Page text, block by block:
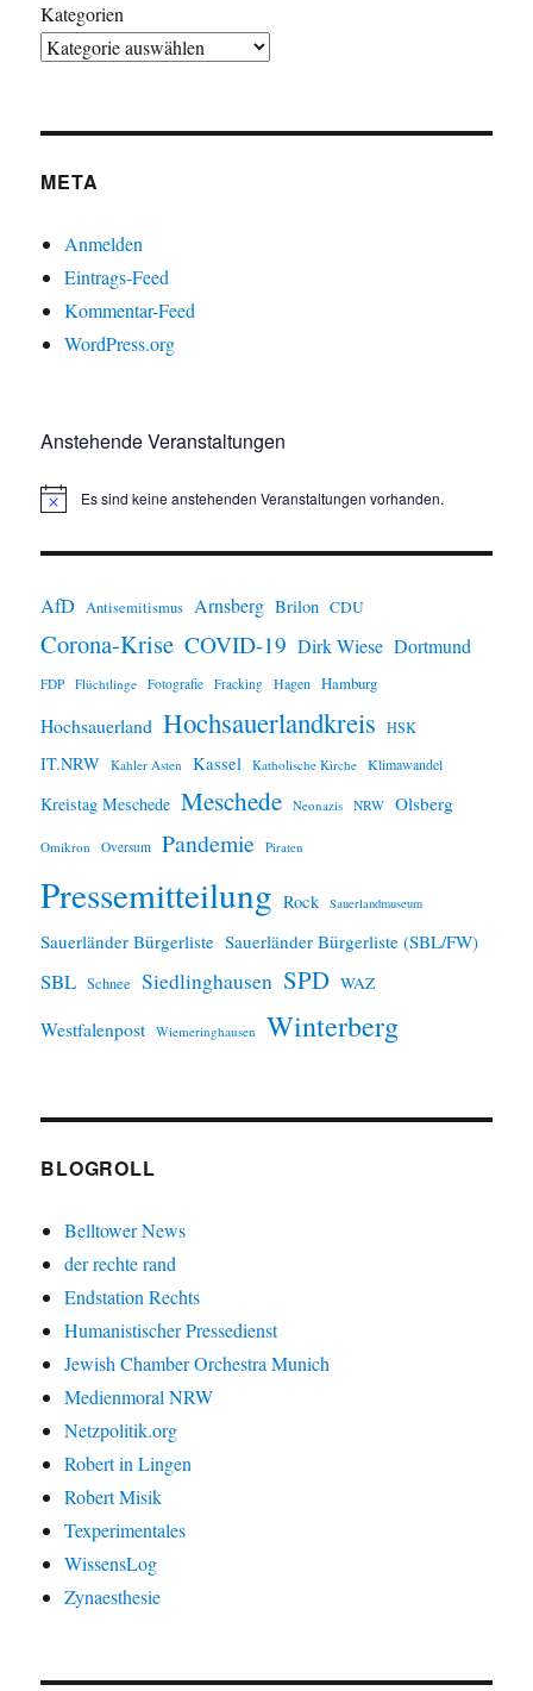
Kategorien
META
Anmelden
Eintrags-Feed
Kommentar-Feed
WordPress.org
Anstehende Veranstaltungen
H
Es sind keine anstehenden Veranstaltungen vorhanden.
AfD Antisemitismus Arnsberg Brilon CDU
Corona-Krise COVID-19 Dirk Wiese Dortmund
FDP Flüchtlinge Fotografie Fracking Hagen Hamburg
Hochsauerland Hochsauerlandkreis HSK
IT.NRW Kahler Asten Kassel Katholische Kirche Klimawandel
Kreistag Meschede Meschede Neonazis NRW Olsberg
Omikron Oversum Pandemie Piraten
Pressemitteilung Rock Sauerlandmuseum
Sauerländer Bürgerliste Sauerländer Bürgerliste (SBL/FW)
SBL Schnee Siedlinghausen SPD WAZ
Westfalenpost Wiemeringhausen Winterberg
BLOGROLL
Belltower News
der rechte rand
Endstation Rechts
Humanistischer Pressedienst
Jewish Chamber Orchestra Munich
Medienmoral NRW
Netzpolitik.org
Robert in Lingen
Robert Misik
Texperimentales
WissensLog
Zynaesthesie